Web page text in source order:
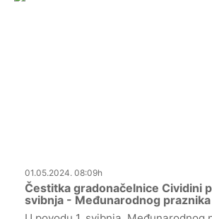
01.05.2024. 08:09h
Čestitka gradonačelnice Cividini
svibnja - Međunarodnog